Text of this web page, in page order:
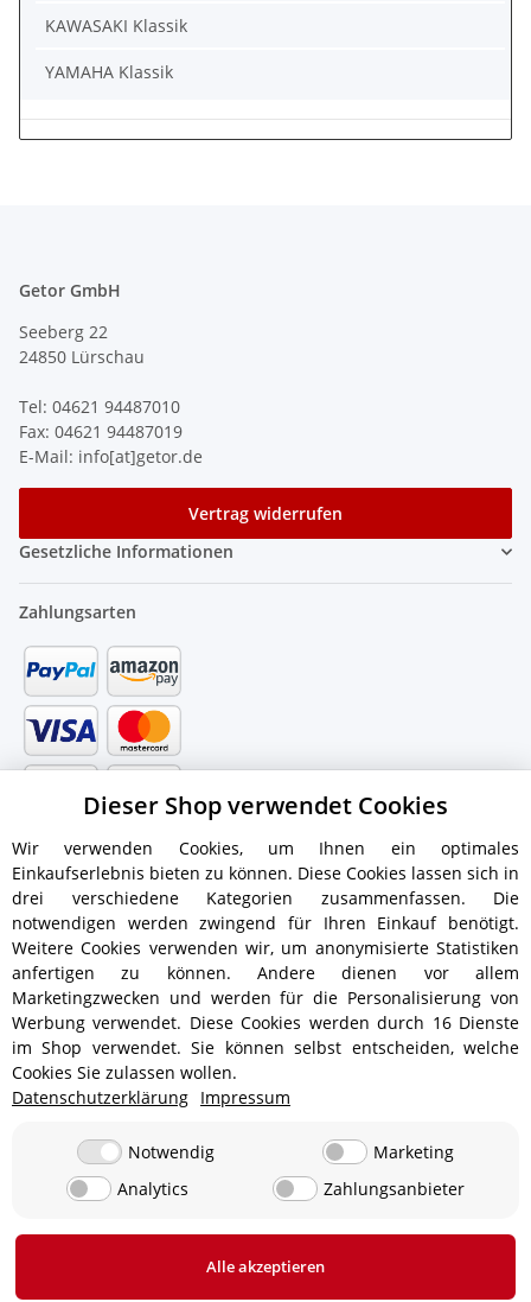
KAWASAKI Klassik
YAMAHA Klassik
Getor GmbH
Seeberg 22
24850 Lürschau
Tel: 04621 94487010
Fax: 04621 94487019
E-Mail: info[at]getor.de
Vertrag widerrufen
Gesetzliche Informationen
Zahlungsarten
Versandinformationen
ab 5,90 € - Ab 300 € Bestellwert
ab 9,90 € - Ab 350 € Bestellwert
Versandkostenfrei!
19,90 €
0 € bei Abholung in 24850 Lürschau, Deutschland
Dieser Shop verwendet Cookies
Wir verwenden Cookies, um Ihnen ein optimales
Einkaufserlebnis bieten zu können. Diese Cookies lassen sich in
drei verschiedene Kategorien zusammenfassen. Die
notwendigen werden zwingend für Ihren Einkauf benötigt.
Weitere Cookies verwenden wir, um anonymisierte Statistiken
anfertigen zu können. Andere dienen vor allem
Marketingzwecken und werden für die Personalisierung von
Werbung verwendet. Diese Cookies werden durch 16 Dienste
im Shop verwendet. Sie können selbst entscheiden, welche
Cookies Sie zulassen wollen.
Datenschutzerklärung Impressum
Notwendig
Marketing
Analytics
Zahlungsanbieter
Alle akzeptieren